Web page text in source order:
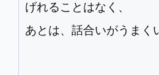
げれることはなく、
あとは、話合いがうまく